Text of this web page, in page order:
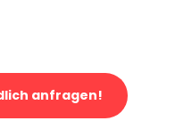
anfragen!